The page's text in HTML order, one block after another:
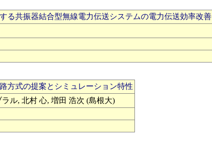
る共振器結合型無線電力伝送システムの電力伝送効率改
方式の提案とシミュレーション特性
ル, 北村 心, 増田 浩次 (島根大)